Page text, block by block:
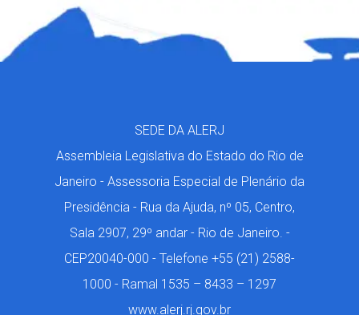
SEDE DA ALERJ
Assembleia Legislativa do Estado do Rio de
Janeiro - Assessoria Especial de Plenário da
Presidência - Rua da Ajuda, nº 05, Centro,
Sala 2907, 29º andar - Rio de Janeiro. -
CEP20040-000 - Telefone +55 (21) 2588-
1000 - Ramal 1535 – 8433 – 1297
www.alerj.rj.gov.br